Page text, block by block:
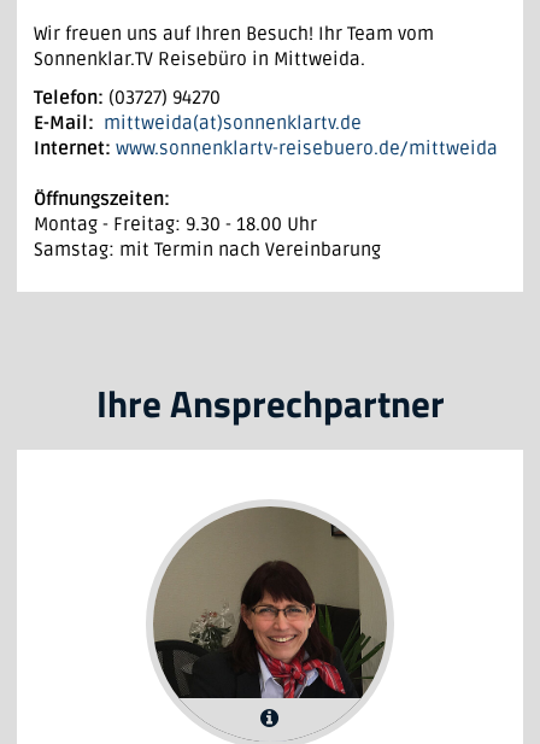
Wir freuen uns auf Ihren Besuch! Ihr Team vom
Sonnenklar.TV Reisebüro in Mittweida.
Telefon: (03727) 94270
E-Mail: mittweida(at)sonnenklartv.de
Internet: www.sonnenklartv-reisebuero.de/mittweida
Öffnungszeiten:
Montag - Freitag: 9.30 - 18.00 Uhr
Samstag: mit Termin nach Vereinbarung
Ihre Ansprechpartner
Claudia Richter-Kircheis
Reiseberater